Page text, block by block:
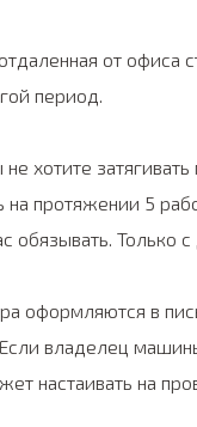
от офиса
период.
хотите
на протяжении 5
обязывать.
оформляются в
владелец
настаивать на